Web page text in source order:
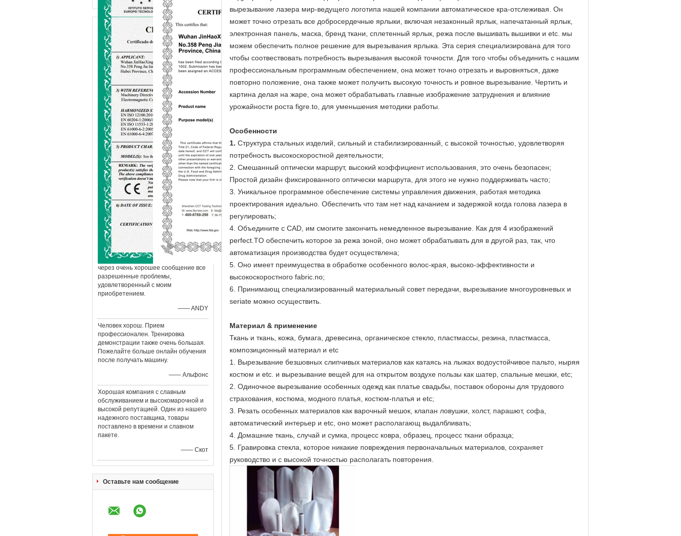
через очень хорошее сообщение все
разрешенные проблемы,
удовлетворенный с моим
приобретением.
—— ANDY
Человек хорош. Прием
профессионален. Тренировка
демонстрации также очень большая.
Пожелайте больше онлайн обучения
после получать машину.
—— Альфонс
Хорошая компания с славным
обслуживанием и высокомарочной и
высокой репутацией. Один из нашего
надежного поставщика, товары
поставлено в времени и славном
пакете.
—— Скот
Оставьте нам сообщение
вырезывание лазера мир-ведущего логотипа нашей компании автоматическое кра-отслеживая. Он
может точно отрезать все добросердечные ярлыки, включая незаконный ярлык, напечатанный ярлык,
электронная панель, маска, бренд ткани, сплетенный ярлык, режа после вышивать вышивки и etc. мы
можем обеспечить полное решение для вырезывания ярлыка. Эта серия специализирована для того
чтобы соотвествовать потребность вырезывания высокой точности. Для того чтобы объединить с нашим
профессиональным программным обеспечением, она может точно отрезать и выровняться, даже
повторно положение, она также может получить высокую точность и ровное вырезывание. Чертить и
картина делая на жаре, она может обрабатывать главные изображение затруднения и влияние
урожайности роста figre.to, для уменьшения методики работы.
Особенности
1. Структура стальных изделий, сильный и стабилизированный, с высокой точностью, удовлетворяя
потребность высокоскоростной деятельности;
2. Смешанный оптически маршрут, высокий коэффициент использования, это очень безопасен;
Простой дизайн фиксированного оптически маршрута, для этого не нужно поддерживать часто;
3. Уникальное программное обеспечение системы управления движения, работая методика
проектирования идеально. Обеспечить что там нет над качанием и задержкой когда голова лазера в
регулировать;
4. Объедините с CAD, им смогите закончить немедленное вырезывание. Как для 4 изображений
perfect.TO обеспечить которое за режа зоной, оно может обрабатывать для в другой раз, так, что
автоматизация производства будет осуществлена;
5. Оно имеет преимущества в обработке особенного волос-края, высоко-эффективности и
высокоскоростного fabric.no;
6. Принимающ специализированный материальный совет передачи, вырезывание многоуровневых и
seriate можно осуществить.
Материал & применение
Ткань и ткань, кожа, бумага, древесина, органическое стекло, пластмассы, резина, пластмасса,
композиционный материал и etc
1. Вырезывание безшовных слипчивых материалов как катаясь на лыжах водоустойчивое пальто, ныряя
костюм и etc. и вырезывание вещей для на открытом воздухе пользы как шатер, спальные мешки, etc;
2. Одиночное вырезывание особенных одежд как платье свадьбы, поставок обороны для трудового
страхования, костюма, модного платья, костюм-платья и etc;
3. Резать особенных материалов как варочный мешок, клапан ловушки, холст, парашют, софа,
автоматический интерьер и etc, оно может располагающ выдалбливать;
4. Домашние ткань, случай и сумка, процесс ковра, образец, процесс ткани образца;
5. Гравировка стекла, которое никакие повреждения первоначальных материалов, сохраняет
руководство и с высокой точностью располагать повторения.